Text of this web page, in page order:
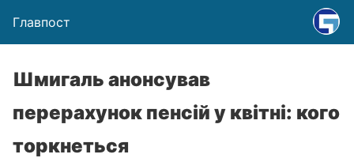
Главпост
Шмигаль анонсував
перерахунок пенсій у квітні: кого
торкнеться